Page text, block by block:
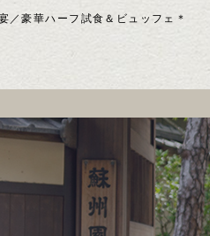
／豪華ハーフ試食＆ビュッフェ＊